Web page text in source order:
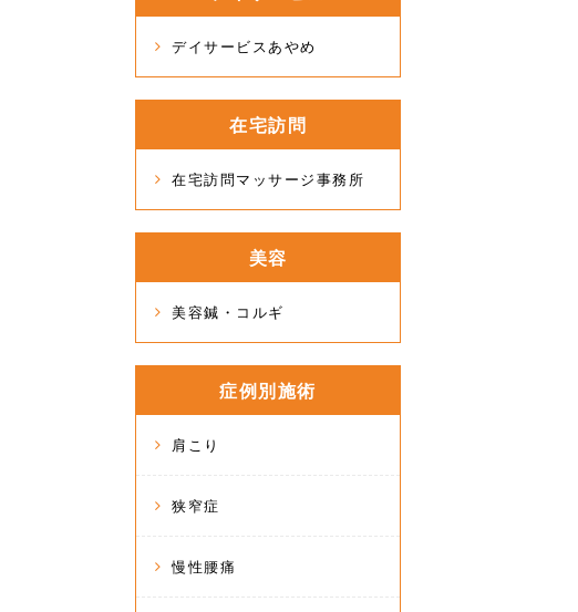
デイサービスあやめ
在宅訪問
在宅訪問マッサージ事務所
美容
美容鍼・コルギ
症例別施術
肩こり
狭窄症
慢性腰痛